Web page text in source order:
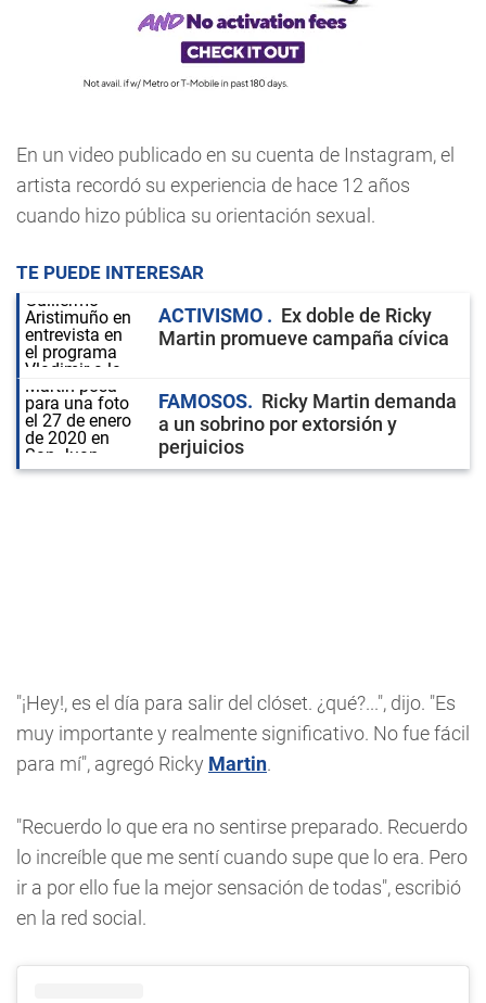
En un video publicado en su cuenta de Instagram, el
artista recordó su experiencia de hace 12 años
cuando hizo pública su orientación sexual.
TE PUEDE INTERESAR
ACTIVISMO
Ex doble de Ricky
Martin promueve campaña cívica
FAMOSOS
Ricky Martin demanda
a un sobrino por extorsión y
perjuicios
"¡Hey!, es el día para salir del clóset. ¿qué?...", dijo. "Es
muy importante y realmente significativo. No fue fácil
para mí", agregó Ricky Martin.
"Recuerdo lo que era no sentirse preparado. Recuerdo
lo increíble que me sentí cuando supe que lo era. Pero
ir a por ello fue la mejor sensación de todas", escribió
en la red social.